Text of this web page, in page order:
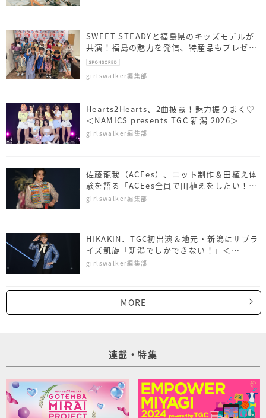
SWEET STEADYと福島県のキッズモデルが
共演！福島の魅力を発信、特産品もプレゼン
ト
girlswalker編集部
Hearts2Hearts、2曲披露！魅力振りまく♡
＜NAMICS presents TGC 新潟 2026＞
girlswalker編集部
佐藤⿓我（ACEes）、ニット制作＆田植え体
験を語る「ACEes全員で田植えをしたい！」
＜NAMICS presents TGC 新潟 2026＞
girlswalker編集部
HIKAKIN、TGC初出演＆地元・新潟にサプラ
イズ凱旋「新潟でしかできない！」＜
NAMICS presents TGC 新潟 2026＞
girlswalker編集部
MORE
連載・特集